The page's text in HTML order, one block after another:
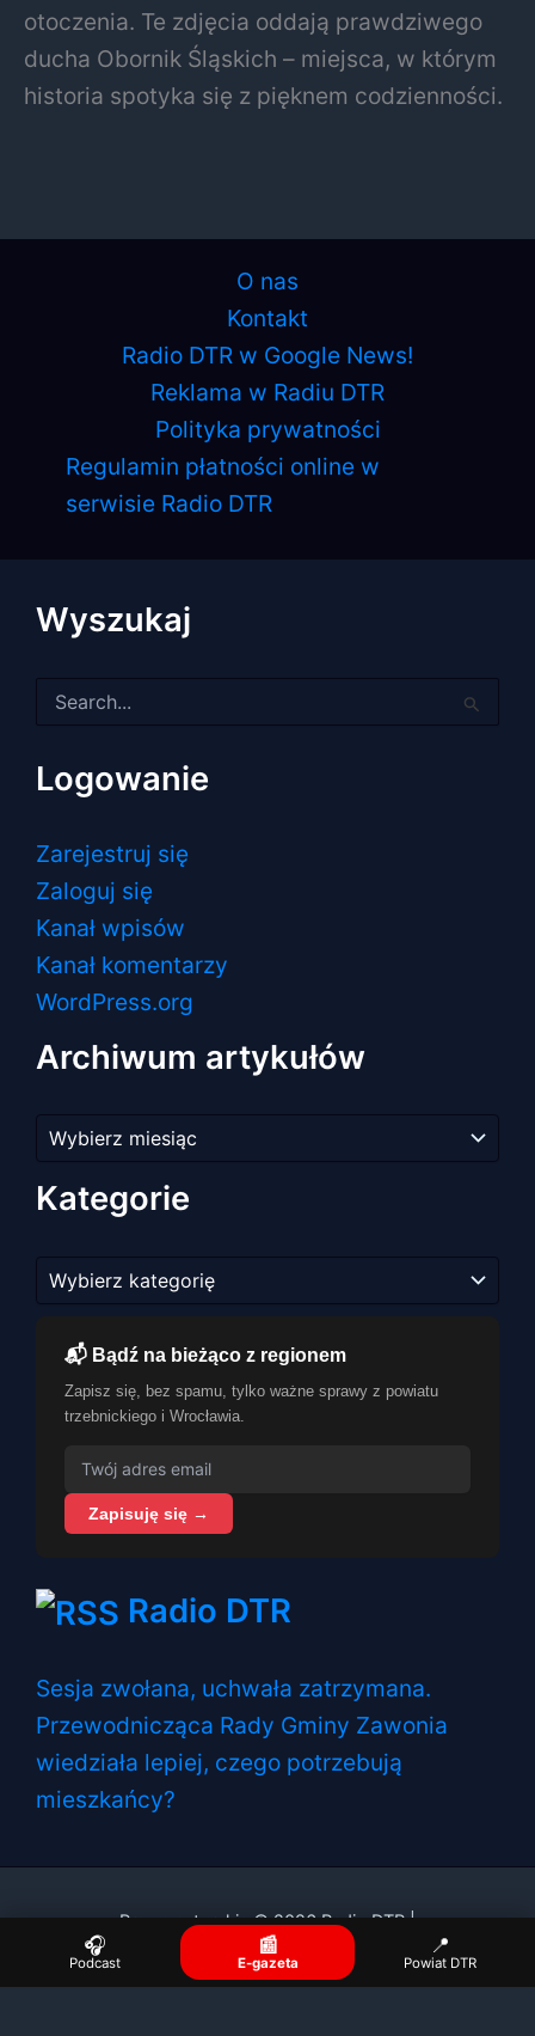
otoczenia. Te zdjęcia oddają prawdziwego
ducha Obornik Śląskich – miejsca, w którym
historia spotyka się z pięknem codzienności.
O nas
Kontakt
Radio DTR w Google News!
Reklama w Radiu DTR
Polityka prywatności
Regulamin płatności online w
serwisie Radio DTR
Wyszukaj
dla:
Logowanie
Zarejestruj się
Zaloguj się
Kanał wpisów
Kanał komentarzy
WordPress.org
Archiwum artykułów
artykułów
Kategorie
📬 Bądź na bieżąco z regionem
Zapisz się, bez spamu, tylko ważne sprawy z powiatu
trzebnickiego i Wrocławia.
Zapisuję się →
Radio DTR
Sesja zwołana, uchwała zatrzymana.
Przewodnicząca Rady Gminy Zawonia
wiedziała lepiej, czego potrzebują
mieszkańcy?
Prawa autorskie © 2026 Radio DTR |
🎧
Podcast
📰
E-gazeta
📍
Powiat DTR